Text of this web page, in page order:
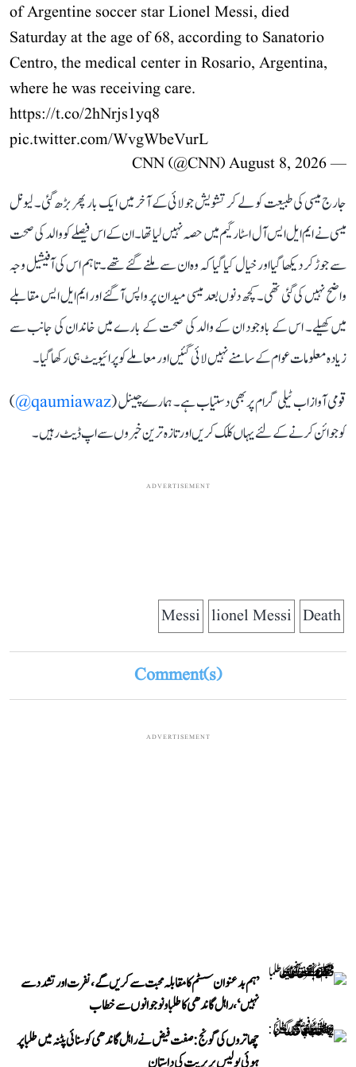
of Argentine soccer star Lionel Messi, died
Saturday at the age of 68, according to Sanatorio
Centro, the medical center in Rosario, Argentina,
where he was receiving care.
https://t.co/2hNrjs1yq8
pic.twitter.com/WvgWbeVurL
— CNN (@CNN)
August 8, 2026
جارج میسی کی طبیعت کو لے کر تشویش جولائی کے آخر میں ایک بار پھر بڑھ گئی۔ لیونل
میسی نے ایم ایل ایس آل اسٹار گیم میں حصہ نہیں لیا تھا۔ ان کے اس فیصلے کو والد کی صحت
سے جوڑ کر دیکھا گیا اور خیال کیا گیا کہ وہ ان سے ملنے گئے تھے۔ تاہم اس کی آفیشیل وجہ
واضح نہیں کی گئی تھی۔ کچھ دنوں بعد میسی میدان پر واپس آ گئے اور ایم ایل ایس مقابلے
میں کھیلے۔ اس کے باوجود ان کے والد کی صحت کے بارے میں خاندان کی جانب سے
زیادہ معلومات عوام کے سامنے نہیں لائی گئیں اور معاملے کو پرائیویٹ ہی رکھا گیا۔
قومی آواز اب ٹیلی گرام پر بھی دستیاب ہے۔ ہمارے چینل (qaumiawaz@
)
کو جوائن کرنے کے لئے یہاں کلک کریں اور تازہ ترین خبروں سے اپ ڈیٹ رہیں۔
ADVERTISEMENT
Death
lionel Messi
Messi
Comment(s)
ADVERTISEMENT
’ہم بدعنوان سسٹم کا مقابلہ محبت سے کریں گے، نفرت اور تشدد سے
نہیں‘، راہل گاندھی کا طلبا و نوجوانوں سے خطاب
چھاتروں کی گونج: صفت فیض نے راہل گاندھی کو سنائی پٹنہ میں طلبا پر